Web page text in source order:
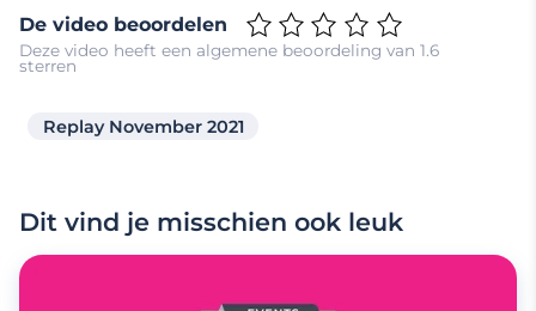
De video beoordelen
Deze video heeft een algemene beoordeling van 1.6
sterren
Replay November 2021
Dit vind je misschien ook leuk